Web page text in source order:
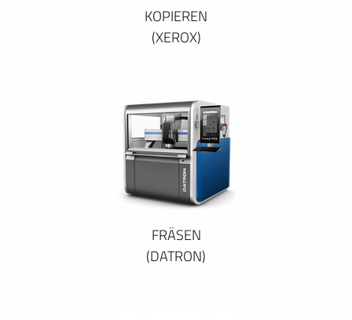
KOPIEREN
(XEROX)
FRÄSEN
(DATRON)